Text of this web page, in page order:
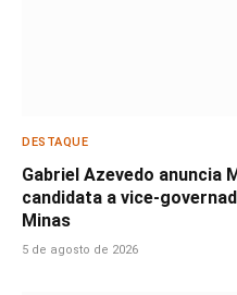
DESTAQUE
Gabriel Azevedo anuncia
candidata a vice-
Minas
5 de agosto de 2026